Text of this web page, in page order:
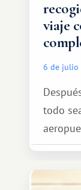
viaje
6 de julio
todo